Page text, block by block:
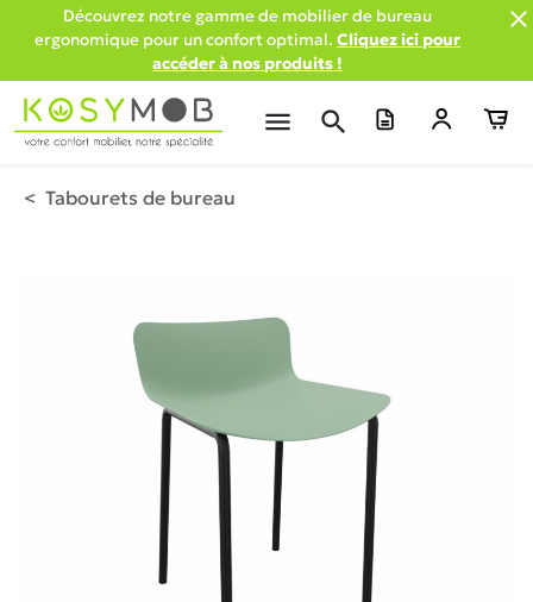
Découvrez notre gamme de mobilier de bureau
ergonomique pour un confort optimal. Cliquez ici pour
accéder à nos produits !

menu search
Tabourets de bureau